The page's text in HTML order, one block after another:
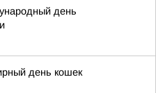
день
день кошек